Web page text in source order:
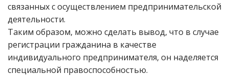
связанных с осуществлением предпринимательской
деятельности.
Таким образом, можно сделать вывод, что в случае
регистрации гражданина в качестве
индивидуального предпринимателя, он наделяется
специальной правоспособностью.